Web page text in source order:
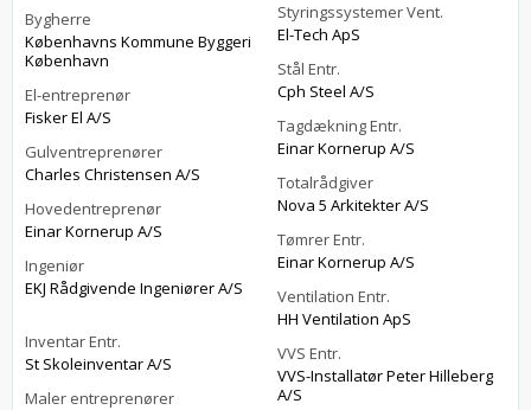
Bygherre
Københavns Kommune Byggeri
København
El-entreprenør
Fisker El A/S
Gulventreprenører
Charles Christensen A/S
Hovedentreprenør
Einar Kornerup A/S
Ingeniør
EKJ Rådgivende Ingeniører A/S
Inventar Entr.
St Skoleinventar A/S
Maler entreprenører
Styringssystemer Vent.
El-Tech ApS
Stål Entr.
Cph Steel A/S
Tagdækning Entr.
Einar Kornerup A/S
Totalrådgiver
Nova 5 Arkitekter A/S
Tømrer Entr.
Einar Kornerup A/S
Ventilation Entr.
HH Ventilation ApS
VVS Entr.
VVS-Installatør Peter Hilleberg
A/S